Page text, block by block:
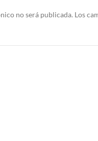
no será publicada. Los